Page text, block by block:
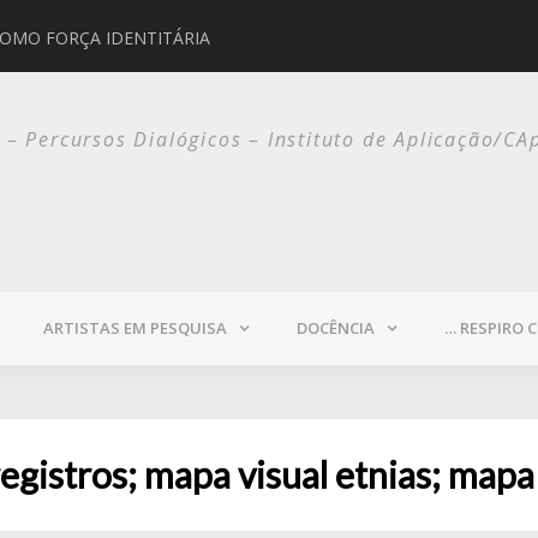
FORÇA IDENTITÁRIA
Percursos Dialógicos – Instituto de Aplicação/
ARTISTAS EM PESQUISA DOCÊNCIA … RESPIRO
mapa visual etnias;